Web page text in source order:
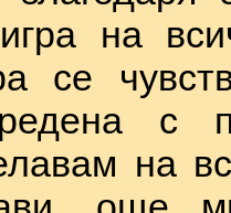
на
се
с
на